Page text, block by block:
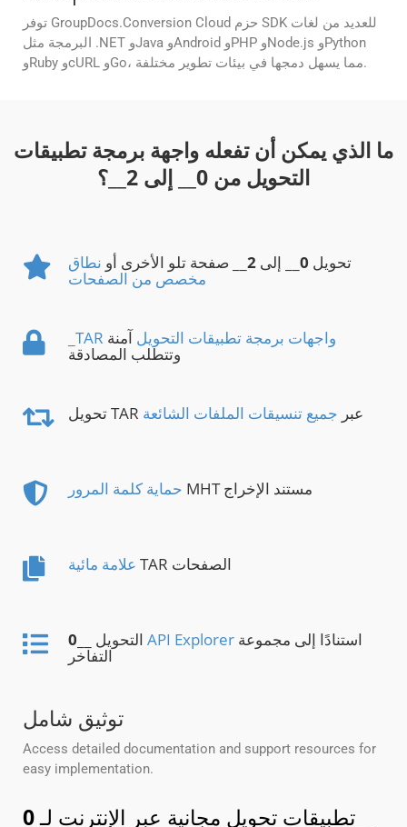
توفر GroupDocs.Conversion Cloud حزم SDK للعديد من لغات
البرمجة مثل .NET وJava وAndroid وPHP وNode.js وPython
وRuby وcURL وGo، مما يسهل دمجها في بيئات تطوير مختلفة.
ما الذي يمكن أن تفعله واجهة برمجة تطبيقات
التحويل من 0 __ إلى 2 __؟
تحويل 0 __ إلى 2 __ صفحة تلو الأخرى أو نطاق
مخصص من الصفحات
_TAR واجهات برمجة تطبيقات التحويل آمنة
وتتطلب المصادقة
تحويل TAR عبر جميع تنسيقات الملفات الشائعة
حماية كلمة المرور MHT مستند الإخراج
علامة مائية TAR الصفحات
0 API Explorer
التفاخر
توثيق شامل
Access detailed documentation and support resources for
easy implementation.
تطبيقات تحويل مجانية عبر الإنترنت لـ0